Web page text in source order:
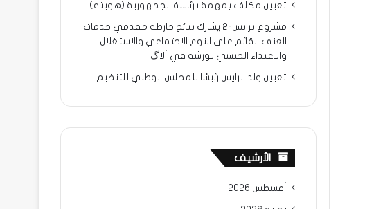
تعيين مكلف بمهمة برئاسة الجمهورية (هويته)
مشروع برابس-2 يشارك نتائح خارطة مقدمي خدمات
العنف القائم على النوع الاجتماعي والاستغلال
والاعتداء الجنسي بورشة في ألاگ
تعيين ولد الرايس رئيسًا للمجلس الوطني للتنظيم
الأرشيف
أغسطس 2026